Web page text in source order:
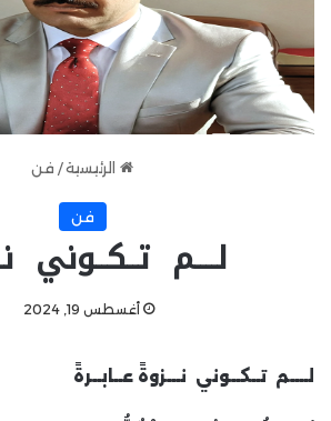
الرئيسية/ فن
فن
لــــم تــكــوني
أغسطس 19, 2024
لــــم تــكــوني نـــزوةً عــابــرةً